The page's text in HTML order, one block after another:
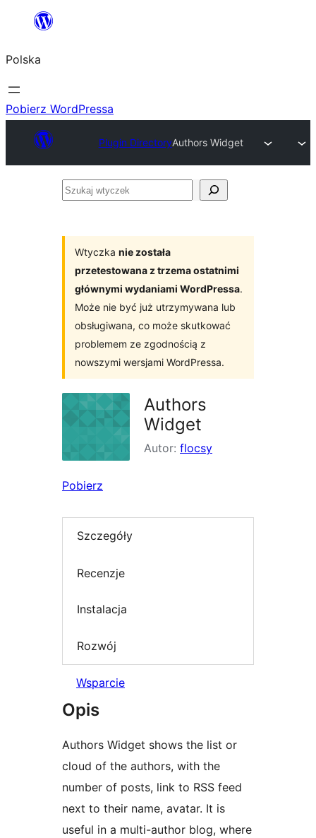
Przejdź
treści
Polska
Pobierz WordPressa
Plugin DirectoryAuthors Widget
Szukaj
Wtyczka nie została
przetestowana z trzema ostatnimi
głównymi wydaniami WordPressa.
Może nie być już utrzymywana lub
obsługiwana, co może skutkować
problemem ze zgodnością z
nowszymi wersjami WordPressa.
Authors
Widget
Autor: flocsy
Pobierz
Szczegóły
Recenzje
Instalacja
Rozwój
Wsparcie
Opis
Authors Widget shows the list or
cloud of the authors, with the
number of posts, link to RSS feed
next to their name, avatar. It is
useful in a multi-author blog, where